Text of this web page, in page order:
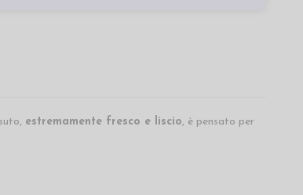
estremamente fresco e liscio, è pensato per